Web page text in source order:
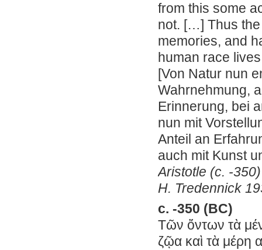
from this some
not. […] Thus
memories, and
human race
[Von Natur nun
Wahrnehmung,
Erinnerung, bei
nun mit
Anteil an
auch mit Kunst
Aristotle (c. -
H. Tredennick
c. -350 (BC)
Τῶν ὄντων τὰ μέν
ζῷα καὶ τὰ μέρη